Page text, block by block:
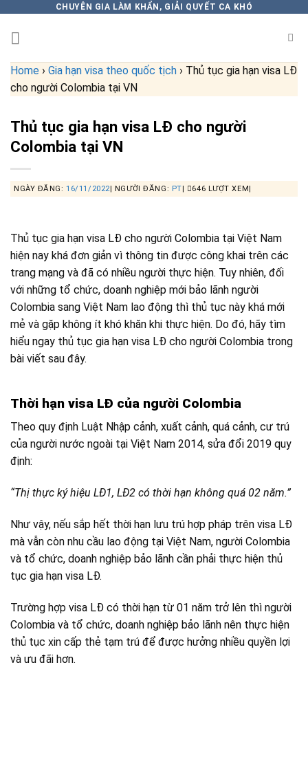
content
CHUYÊN GIA LÀM KHẨN, GIẢI QUYẾT CA KHÓ
Home › Gia hạn visa theo quốc tịch › Thủ tục gia hạn visa LĐ
cho người Colombia tại VN
Thủ tục gia hạn visa LĐ cho người
Colombia tại VN
NGÀY ĐĂNG:16/11/2022| NGƯỜI ĐĂNG: PT| 646 LƯỢT XEM|
Thủ tục gia hạn visa LĐ cho người Colombia tại Việt Nam
hiện nay khá đơn giản vì thông tin được công khai trên các
trang mạng và đã có nhiều người thực hiện. Tuy nhiên, đối
với những tổ chức, doanh nghiệp mới bảo lãnh người
Colombia sang Việt Nam lao động thì thủ tục này khá mới
mẻ và gặp không ít khó khăn khi thực hiện. Do đó, hãy tìm
hiểu ngay thủ tục gia hạn visa LĐ cho người Colombia trong
bài viết sau đây.
Thời hạn visa LĐ của người Colombia
Theo quy định Luật Nhập cảnh, xuất cảnh, quá cảnh, cư trú
của người nước ngoài tại Việt Nam 2014, sửa đổi 2019 quy
định:
“Thị thực ký hiệu LĐ1, LĐ2 có thời hạn không quá 02 năm.”
Như vậy, nếu sắp hết thời hạn lưu trú hợp pháp trên visa LĐ
mà vẫn còn nhu cầu lao động tại Việt Nam, người Colombia
và tổ chức, doanh nghiệp bảo lãnh cần phải thực hiện thủ
tục gia hạn visa LĐ.
Trường hợp visa LĐ có thời hạn từ 01 năm trở lên thì người
Colombia và tổ chức, doanh nghiệp bảo lãnh nên thực hiện
thủ tục xin cấp thẻ tạm trú để được hưởng nhiều quyền lợi
và ưu đãi hơn.